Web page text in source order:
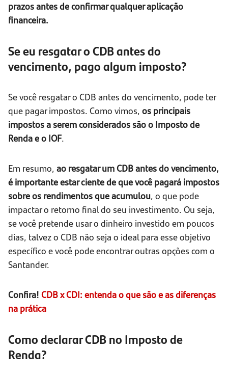
prazos antes de confirmar qualquer aplicação
financeira.
Se eu resgatar o CDB antes do
vencimento, pago algum imposto?
Se você resgatar o CDB antes do vencimento, pode ter
que pagar impostos. Como vimos, os principais
impostos a serem considerados são o Imposto de
Renda e o IOF.
Em resumo, ao resgatar um CDB antes do vencimento,
é importante estar ciente de que você pagará impostos
sobre os rendimentos que acumulou, o que pode
impactar o retorno final do seu investimento. Ou seja,
se você pretende usar o dinheiro investido em poucos
dias, talvez o CDB não seja o ideal para esse objetivo
específico e você pode encontrar outras opções com o
Santander.
Confira! CDB x CDI: entenda o que são e as diferenças
na prática
Como declarar CDB no Imposto de
Renda?